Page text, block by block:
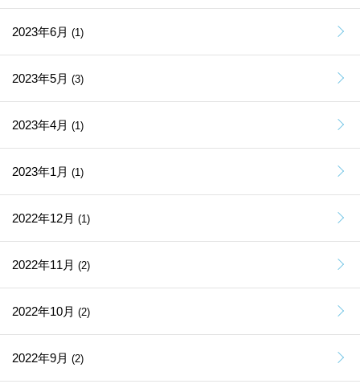
2023年6月 (1)
2023年5月 (3)
2023年4月 (1)
2023年1月 (1)
2022年12月 (1)
2022年11月 (2)
2022年10月 (2)
2022年9月 (2)